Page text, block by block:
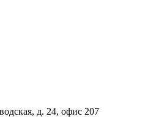
д. 24, офис 207